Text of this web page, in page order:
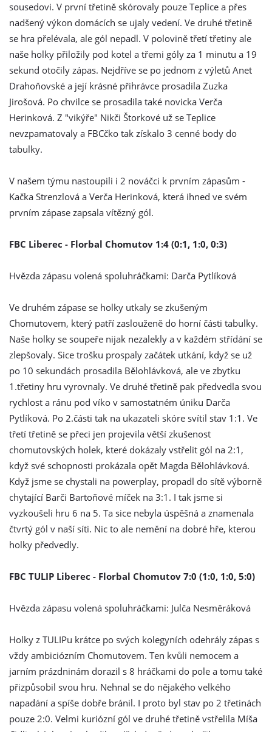
sousedovi. V první třetině skórovaly pouze Teplice a přes
nadšený výkon domácích se ujaly vedení. Ve druhé třetině
se hra přelévala, ale gól nepadl. V polovině třetí třetiny ale
naše holky přiložily pod kotel a třemi góly za 1 minutu a 19
sekund otočily zápas. Nejdříve se po jednom z výletů Anet
Drahoňovské a její krásné přihrávce prosadila Zuzka
Jirošová. Po chvilce se prosadila také novicka Verča
Herinková. Z "vikýře" Nikči Štorkové už se Teplice
nevzpamatovaly a FBCčko tak získalo 3 cenné body do
tabulky.
V našem týmu nastoupili i 2 nováčci k prvním zápasům -
Kačka Strenzlová a Verča Herinková, která ihned ve svém
prvním zápase zapsala vítězný gól.
FBC Liberec - Florbal Chomutov 1:4 (0:1, 1:0, 0:3)
Hvězda zápasu volená spoluhráčkami: Darča Pytlíková
Ve druhém zápase se holky utkaly se zkušeným
Chomutovem, který patří zaslouženě do horní části tabulky.
Naše holky se soupeře nijak nezalekly a v každém střídání se
zlepšovaly. Sice trošku prospaly začátek utkání, když se už
po 10 sekundách prosadila Bělohlávková, ale ve zbytku
1.třetiny hru vyrovnaly. Ve druhé třetině pak předvedla svou
rychlost a ránu pod víko v samostatném úniku Darča
Pytlíková. Po 2.části tak na ukazateli skóre svítil stav 1:1. Ve
třetí třetině se přeci jen projevila větší zkušenost
chomutovských holek, které dokázaly vstřelit gól na 2:1,
když své schopnosti prokázala opět Magda Bělohlávková.
Když jsme se chystali na powerplay, propadl do sítě výborně
chytající Barči Bartoňové míček na 3:1. I tak jsme si
vyzkoušeli hru 6 na 5. Ta sice nebyla úspěšná a znamenala
čtvrtý gól v naší síti. Nic to ale nemění na dobré hře, kterou
holky předvedly.
FBC TULIP Liberec - Florbal Chomutov 7:0 (1:0, 1:0, 5:0)
Hvězda zápasu volená spoluhráčkami: Julča Nesměráková
Holky z TULIPu krátce po svých kolegyních odehrály zápas s
vždy ambiciózním Chomutovem. Ten kvůli nemocem a
jarním prázdninám dorazil s 8 hráčkami do pole a tomu také
přizpůsobil svou hru. Nehnal se do nějakého velkého
napadání a spíše dobře bránil. I proto byl stav po 2 třetinách
pouze 2:0. Velmi kuriózní gól ve druhé třetině vstřelila Míša